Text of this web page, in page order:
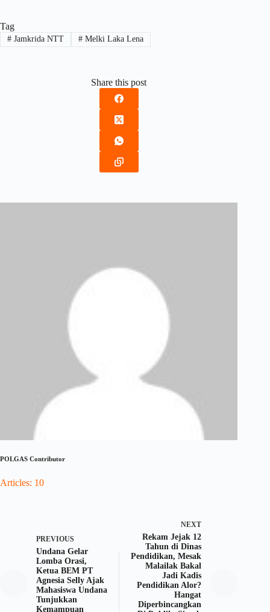
Tag
#Jamkrida NTT #Melki Laka Lena
Share this post
POLGAS Contributor
Articles: 10
PREVIOUS
Undana Gelar
Lomba Orasi,
Ketua BEM PT
Agnesia Selly Ajak
Mahasiswa Undana
Tunjukkan
Kemampuan
NEXT
Rekam Jejak 12
Tahun di Dinas
Pendidikan, Mesak
Malailak Bakal
Jadi Kadis
Pendidikan Alor?
Hangat
Diperbincangkan